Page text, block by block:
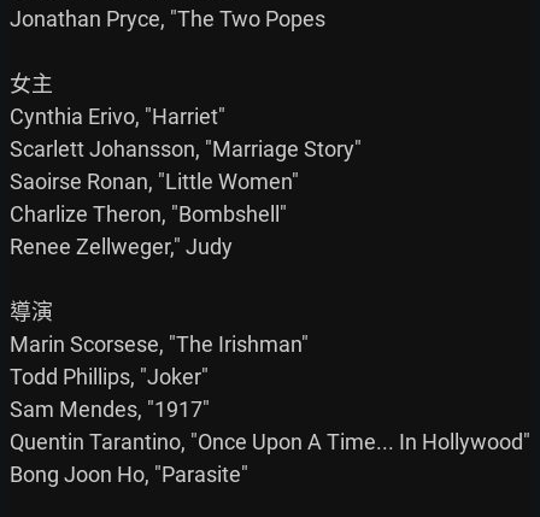
Jonathan Pryce, "The Two Popes
女主
Cynthia Erivo, "Harriet"
Scarlett Johansson, "Marriage Story"
Saoirse Ronan, "Little Women"
Charlize Theron, "Bombshell"
Renee Zellweger," Judy
導演
Marin Scorsese, "The Irishman"
Todd Phillips, "Joker"
Sam Mendes, "1917"
Quentin Tarantino, "Once Upon A Time... In Hollywood"
Bong Joon Ho, "Parasite"